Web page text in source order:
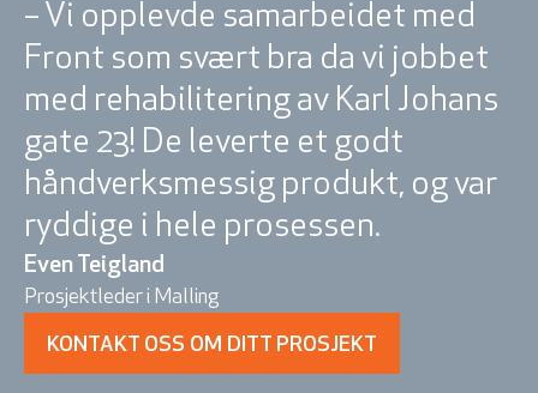
– Vi opplevde samarbeidet med
Front som svært bra da vi jobbet
med rehabilitering av Karl Johans
gate 23! De leverte et godt
håndverksmessig produkt, og var
ryddige i hele prosessen.
Even Teigland
Prosjektleder i Malling
KONTAKT OSS OM DITT PROSJEKT